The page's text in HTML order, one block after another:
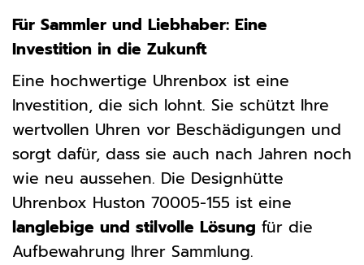
Für Sammler und Liebhaber: Eine
Investition in die Zukunft
Eine hochwertige Uhrenbox ist eine
Investition, die sich lohnt. Sie schützt Ihre
wertvollen Uhren vor Beschädigungen und
sorgt dafür, dass sie auch nach Jahren noch
wie neu aussehen. Die Designhütte
Uhrenbox Huston 70005-155 ist eine
langlebige und stilvolle Lösung für die
Aufbewahrung Ihrer Sammlung.